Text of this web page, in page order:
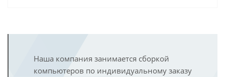
Наша компания занимается сборкой
компьютеров по индивидуальному заказу